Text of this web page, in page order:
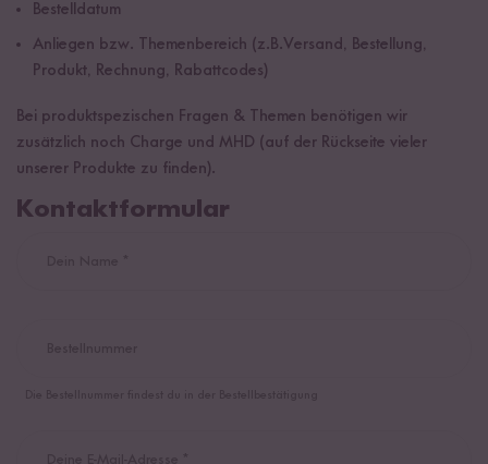
Kontaktformular
Bestelldatum
Anliegen bzw. Themenbereich (z.B.Versand, Bestellung,
Produkt, Rechnung, Rabattcodes)
Bei produktspezischen Fragen & Themen benötigen wir
zusätzlich noch Charge und MHD (auf der Rückseite vieler
unserer Produkte zu finden).